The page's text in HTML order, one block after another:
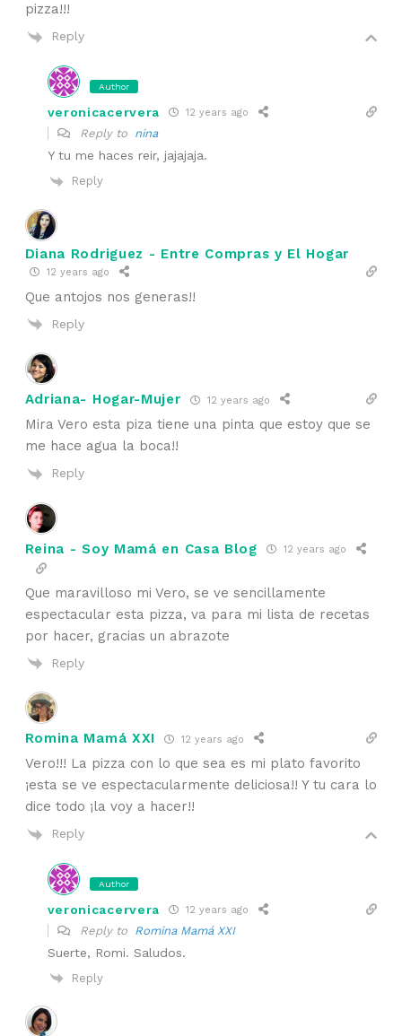
pizza!!!
Reply
Author
veronicacervera 12 years ago
Reply to nina
Y tu me haces reir, jajajaja.
Reply
Diana Rodriguez - Entre Compras y El Hogar
12 years ago
Que antojos nos generas!!
Reply
Adriana- Hogar-Mujer 12 years ago
Mira Vero esta piza tiene una pinta que estoy que se
me hace agua la boca!!
Reply
Reina - Soy Mamá en Casa Blog 12 years ago
Que maravilloso mi Vero, se ve sencillamente
espectacular esta pizza, va para mi lista de recetas
por hacer, gracias un abrazote
Reply
Romina Mamá XXI 12 years ago
Vero!!! La pizza con lo que sea es mi plato favorito
¡esta se ve espectacularmente deliciosa!! Y tu cara lo
dice todo ¡la voy a hacer!!
Reply
Author
veronicacervera 12 years ago
Reply to Romina Mamá XXI
Suerte, Romi. Saludos.
Reply